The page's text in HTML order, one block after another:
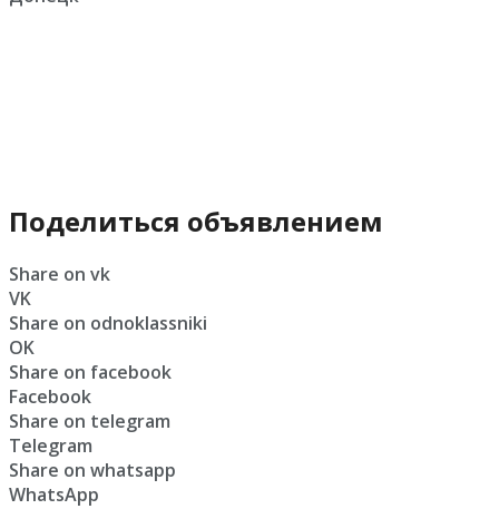
Поделиться объявлением
Share on vk
VK
Share on odnoklassniki
OK
Share on facebook
Facebook
Share on telegram
Telegram
Share on whatsapp
WhatsApp